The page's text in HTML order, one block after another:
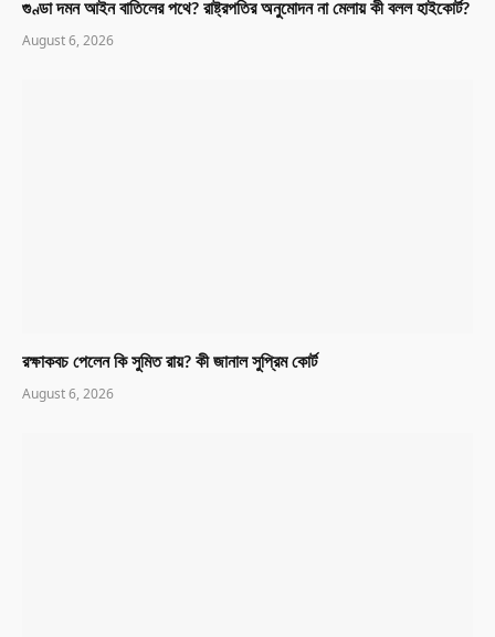
গুণ্ডা দমন আইন বাতিলের পথে? রাষ্ট্রপতির অনুমোদন না মেলায় কী বলল হাইকোর্ট?
August 6, 2026
রক্ষাকবচ পেলেন কি সুমিত রায়? কী জানাল সুপ্রিম কোর্ট
August 6, 2026